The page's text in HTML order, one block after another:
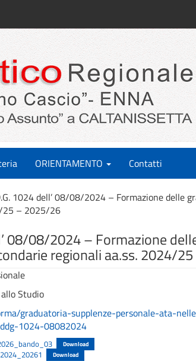
ORIENTAMENTO Contatti
1024 dell’ 08/08/2024 – Formazione delle
25 – 2025/26
08/08/2024 – Formazione
regionali aa.ss. 2024/
Studio
graduatoria-supplenze-personale-ata-
1024-08082024
Download
Download